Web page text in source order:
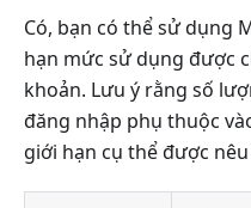
Có, bạn có thể sử dụng
hạn mức sử dụng được
khoản. Lưu ý rằng số
đăng nhập phụ thuộc
giới hạn cụ thể được